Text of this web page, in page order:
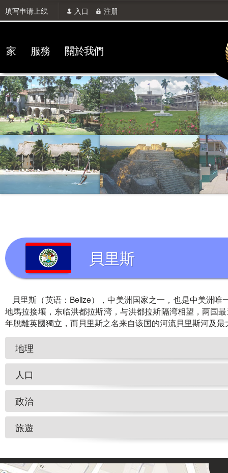
填写申请上线 入口 注册
家 服務 關於我們
貝里斯
貝里斯（英语：Belize），中美洲国家之一，也是中美洲
地馬拉接壤，东临洪都拉斯湾，与洪都拉斯隔湾相望，两国
年脫離英國獨立，而貝里斯之名来自该国的河流貝里斯河及
地理
人口
政治
旅遊